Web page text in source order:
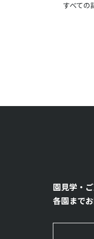
すべての
園見学・
各園まで